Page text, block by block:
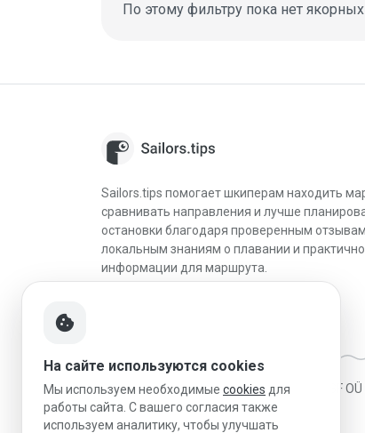
По этому фильтру пока нет якорных
Sailors.tips помогает шкиперам находить
сравнивать направления и лучше
остановки благодаря проверенным
локальным знаниям о плавании и
информации для маршрута.
Made in Estonia|Работает на MESF
cookie
На сайте используются cookies
Мы используем необходимые cookies для
работы сайта. С вашего согласия также
используем аналитику, чтобы улучшать